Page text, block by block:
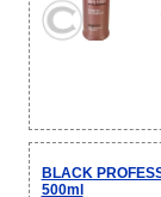
BLACK
500ml